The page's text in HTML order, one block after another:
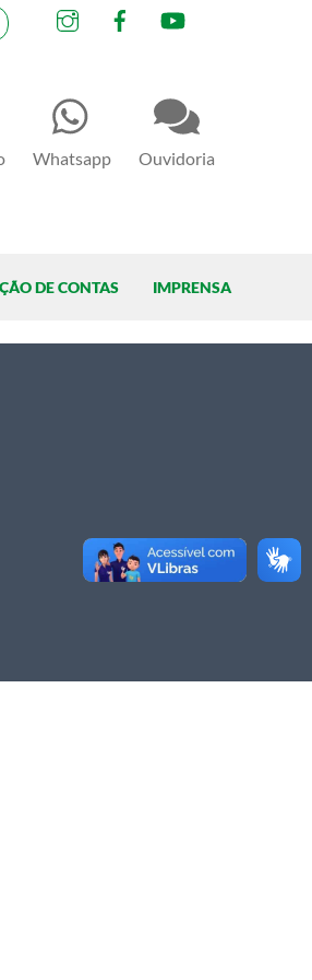
Whatsapp Ouvidoria
InstagramFacebook
DE CONTAS IMPRENSA